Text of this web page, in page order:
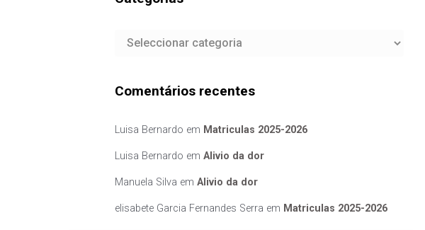
Categorias
Comentários recentes
Luisa Bernardo em Matriculas 2025-2026
Luisa Bernardo em Alivio da dor
Manuela Silva em Alivio da dor
elisabete Garcia Fernandes Serra em Matriculas 2025-2026